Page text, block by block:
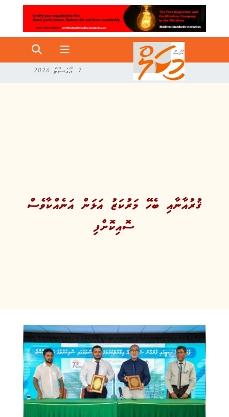
7 އޯގަސްޓް 2026
ޤުރުއާނާއި ބެހޭ މަރުކަޒު އަޅަން އަނެއްކާވެސް
ސޮއިކޮށްފި